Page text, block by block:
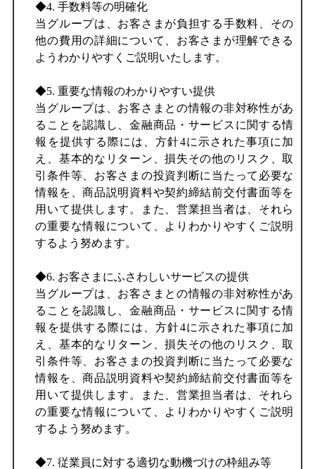
◆4. 手数料等の明確化
当グループは、お客さまが負担する手数料、その
他の費用の詳細について、お客さまが理解できる
ようわかりやすくご説明いたします。
◆5. 重要な情報のわかりやすい提供
当グループは、お客さまとの情報の非対称性があ
ることを認識し、金融商品・サービスに関する情
報を提供する際には、方針4に示された事項に加
え、基本的なリターン、損失その他のリスク、取
引条件等、お客さまの投資判断に当たって必要な
情報を、商品説明資料や契約締結前交付書面等を
用いて提供します。また、営業担当者は、それら
の重要な情報について、よりわかりやすくご説明
するよう努めます。
◆6. お客さまにふさわしいサービスの提供
当グループは、お客さまとの情報の非対称性があ
ることを認識し、金融商品・サービスに関する情
報を提供する際には、方針4に示された事項に加
え、基本的なリターン、損失その他のリスク、取
引条件等、お客さまの投資判断に当たって必要な
情報を、商品説明資料や契約締結前交付書面等を
用いて提供します。また、営業担当者は、それら
の重要な情報について、よりわかりやすくご説明
するよう努めます。
◆7. 従業員に対する適切な動機づけの枠組み等